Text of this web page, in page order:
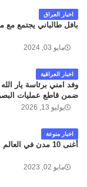
اخبار العراق
بافل طالباني يجتمع مع
مايو 03, 2024
اخبار العراقية
وفد امني برئاسة يار
ضمن قاطع عمليات
يوليو 13, 2026
اخبار منوعة
أغنى 10 مدن في العالم
مايو 02, 2023